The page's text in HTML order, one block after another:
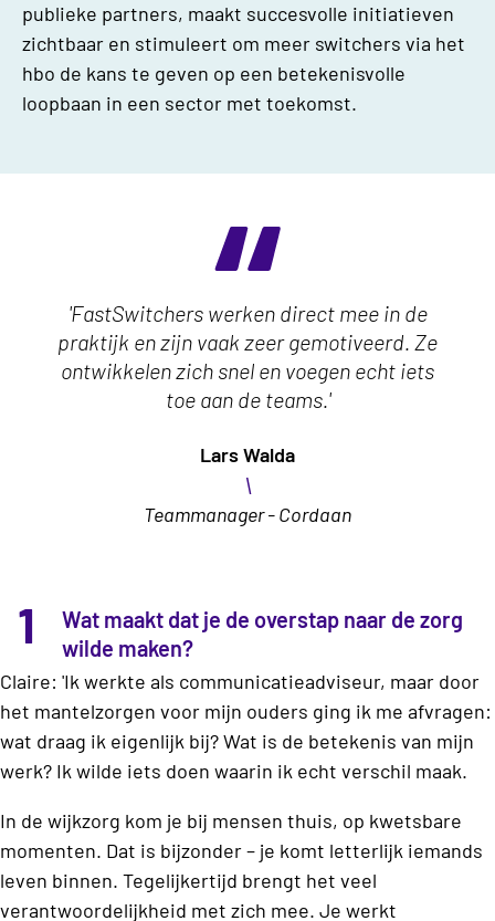
publieke partners, maakt succesvolle initiatieven
zichtbaar en stimuleert om meer switchers via het
hbo de kans te geven op een betekenisvolle
loopbaan in een sector met toekomst.
'FastSwitchers werken direct mee in de
praktijk en zijn vaak zeer gemotiveerd. Ze
ontwikkelen zich snel en voegen echt iets
toe aan de teams.'
Lars Walda
\
Teammanager - Cordaan
1
Wat maakt dat je de overstap naar de zorg
wilde maken?
Claire: 'Ik werkte als communicatieadviseur, maar door
het mantelzorgen voor mijn ouders ging ik me afvragen:
wat draag ik eigenlijk bij? Wat is de betekenis van mijn
werk? Ik wilde iets doen waarin ik echt verschil maak.
In de wijkzorg kom je bij mensen thuis, op kwetsbare
momenten. Dat is bijzonder – je komt letterlijk iemands
leven binnen. Tegelijkertijd brengt het veel
verantwoordelijkheid met zich mee. Je werkt